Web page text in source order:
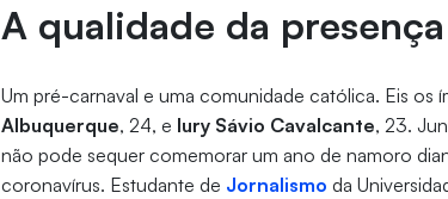
A qualidade da presença
Um pré-carnaval e uma comunidade católica. Eis os
Albuquerque, 24, e Iury Sávio Cavalcante, 23.
não pode sequer comemorar um ano de namoro
coronavírus. Estudante de Jornalismo da